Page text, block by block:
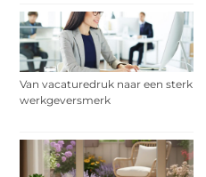
Van vacaturedruk naar een sterk
werkgeversmerk